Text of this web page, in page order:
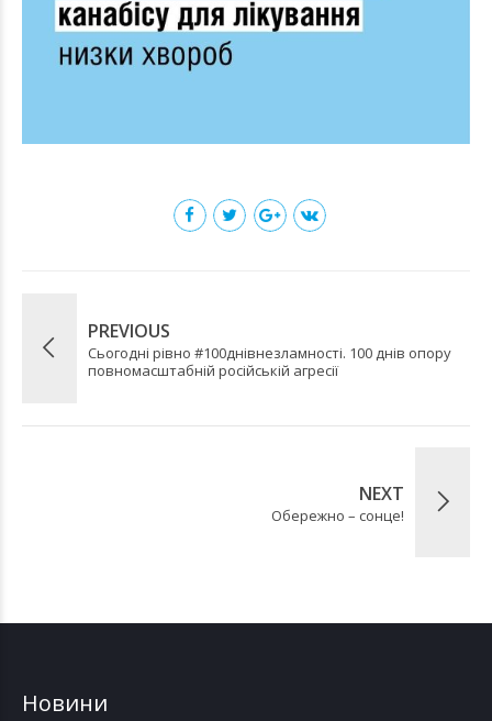
PREVIOUS
Сьогодні рівно #100днівнезламності. 100 днів опору
повномасштабній російській агресії
NEXT
Обережно – сонце!
Новини